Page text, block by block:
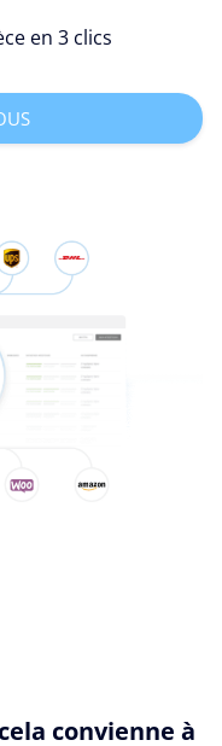
en 3 clics
convienne à